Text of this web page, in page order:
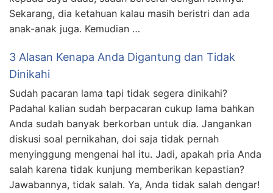
Sekarang, dia ketahuan kalau masih beristri dan ada
anak-anak juga. Kemudian …
3 Alasan Kenapa Anda Digantung dan Tidak
Dinikahi
Sudah pacaran lama tapi tidak segera dinikahi?
Padahal kalian sudah berpacaran cukup lama bahkan
Anda sudah banyak berkorban untuk dia. Jangankan
diskusi soal pernikahan, doi saja tidak pernah
menyinggung mengenai hal itu. Jadi, apakah pria Anda
salah karena tidak kunjung memberikan kepastian?
Jawabannya, tidak salah. Ya, Anda tidak salah dengar!